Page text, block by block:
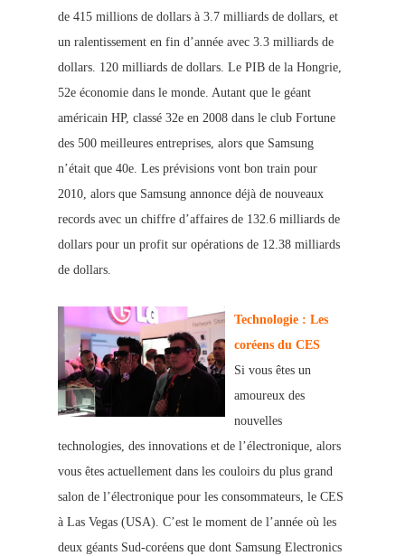
de 415 millions de dollars à 3.7 milliards de dollars, et
un ralentissement en fin d’année avec 3.3 milliards de
dollars. 120 milliards de dollars. Le PIB de la Hongrie,
52e économie dans le monde. Autant que le géant
américain HP, classé 32e en 2008 dans le club Fortune
des 500 meilleures entreprises, alors que Samsung
n’était que 40e. Les prévisions vont bon train pour
2010, alors que Samsung annonce déjà de nouveaux
records avec un chiffre d’affaires de 132.6 milliards de
dollars pour un profit sur opérations de 12.38 milliards
de dollars.
Technologie : Les
coréens du CES
Si vous êtes un
amoureux des
nouvelles
technologies, des innovations et de l’électronique, alors
vous êtes actuellement dans les couloirs du plus grand
salon de l’électronique pour les consommateurs, le CES
à Las Vegas (USA). C’est le moment de l’année où les
deux géants Sud-coréens que dont Samsung Electronics